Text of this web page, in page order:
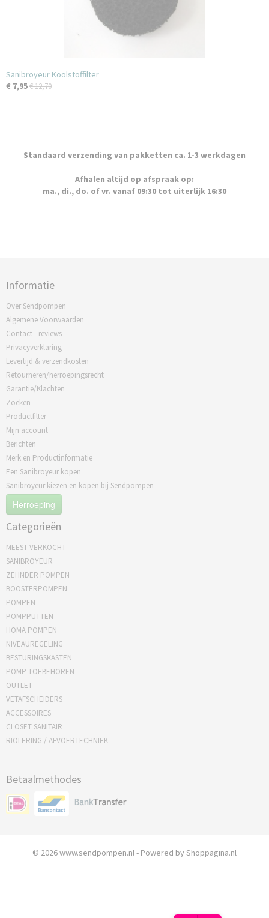
Sanibroyeur Koolstoffilter
€ 7,95€ 12,70
Standaard verzending van pakketten ca. 1-3 werkdagen
Afhalen altijd op afspraak op:
ma., di., do. of vr. vanaf 09:30 tot uiterlijk 16:30
Informatie
Over Sendpompen
Algemene Voorwaarden
Contact - reviews
Privacyverklaring
Levertijd & verzendkosten
Retourneren/herroepingsrecht
Garantie/Klachten
Zoeken
Productfilter
Mijn account
Berichten
Merk en Productinformatie
Een Sanibroyeur kopen
Sanibroyeur kiezen en kopen bij Sendpompen
Herroeping
Categorieën
MEEST VERKOCHT
SANIBROYEUR
ZEHNDER POMPEN
BOOSTERPOMPEN
POMPEN
POMPPUTTEN
HOMA POMPEN
NIVEAUREGELING
BESTURINGSKASTEN
POMP TOEBEHOREN
OUTLET
VETAFSCHEIDERS
ACCESSOIRES
CLOSET SANITAIR
RIOLERING / AFVOERTECHNIEK
Betaalmethodes
© 2026 www.sendpompen.nl - Powered by Shoppagina.nl